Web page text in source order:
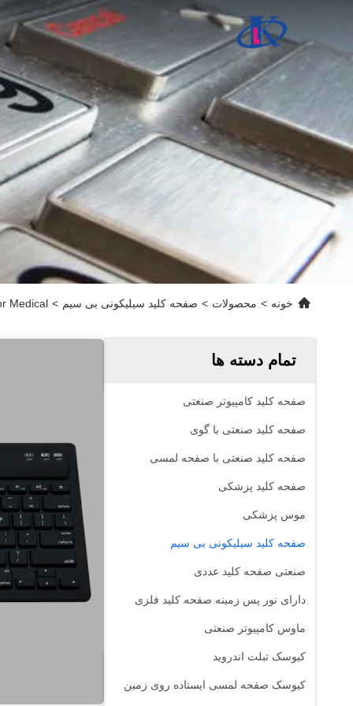
خونه > محصولات > صفحه کلید سیلیکونی بی سیم >
Medical
تمام دسته ها
صفحه کلید کامپیوتر صنعتی
صفحه کلید صنعتی با گوی
صفحه کلید صنعتی با صفحه لمسی
صفحه کلید پزشکی
موس پزشکی
صفحه کلید سیلیکونی بی سیم
صنعتی صفحه کلید عددی
دارای نور پس زمینه صفحه کلید فلزی
ماوس کامپیوتر صنعتی
کیوسک تبلت اندروید
کیوسک صفحه لمسی ایستاده روی زمین